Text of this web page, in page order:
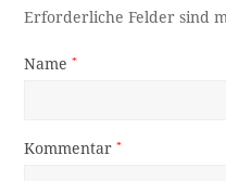
Erforderliche Felder sind
Name*
Kommentar*